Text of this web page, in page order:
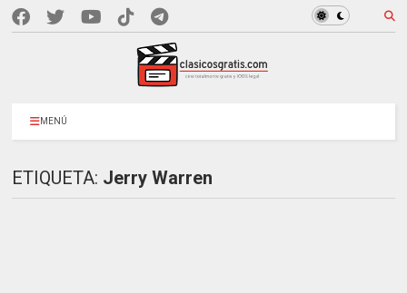
MENÚ
ETIQUETA: Jerry Warren